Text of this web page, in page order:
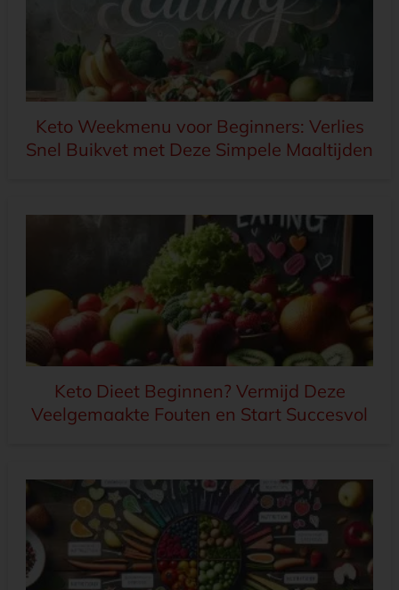
Keto Weekmenu voor Beginners: Verlies
Snel Buikvet met Deze Simpele Maaltijden
Keto Dieet Beginnen? Vermijd Deze
Veelgemaakte Fouten en Start Succesvol